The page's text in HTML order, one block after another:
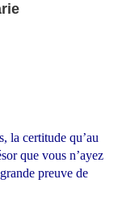
la certitude qu’au
que vous n’ayez
preuve de